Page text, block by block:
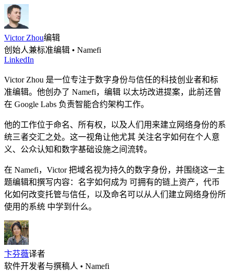
Victor Zhou编辑
创始人兼标准编辑 • Namefi
LinkedIn
Victor Zhou 是一位专注于数字身份与信任的科技创业者和标
准编辑。他创办了 Namefi，编辑 以太坊改进提案，此前还曾
在 Google Labs 负责智能合约架构工作。
他的工作位于命名、所有权，以及人们用来建立网络身份的系
统三者交汇之处。这一视角让他尤其 关注名字如何在个人意
义、公众认知和数字基础设施之间流转。
在 Namefi，Victor 把域名视为持久的数字身份，并围绕这一主
题编辑和撰写内容：名字如何成为 可拥有的链上资产，代币
化如何改变托管与信任，以及命名可以从人们建立网络身份所
使用的系统 中学到什么。
卞芬薇译者
软件开发者与撰稿人 • Namefi